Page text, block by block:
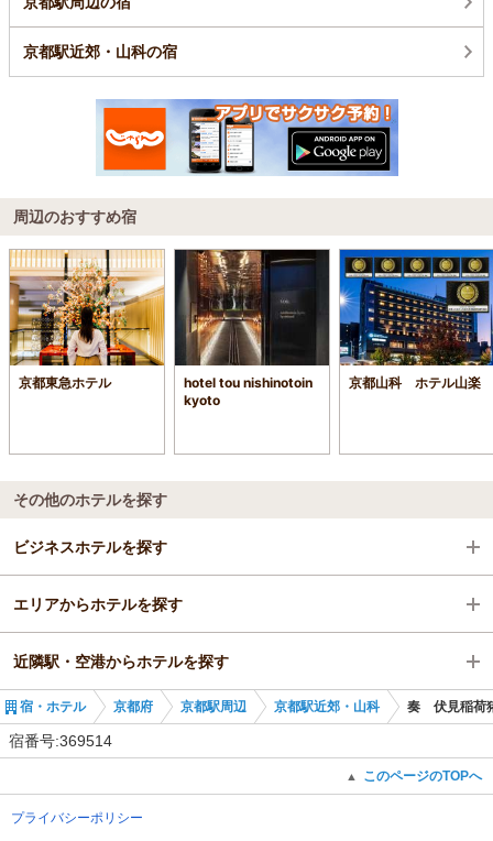
京都駅近郊・山科の宿
周辺のおすすめ宿
京都東急ホテル
hotel tou nishinotoin
kyoto
京都山科 ホテル山楽
その他のホテルを探す
ビジネスホテルを探す
京都府
京都駅周辺
京都駅近郊・山科
エリアからホテルを探す
京都府
京都駅周辺
近隣駅・空港からホテルを探す
稲荷駅
宿・ホテル 京都府 京都駅周辺 京都駅近郊・山科 奏 伏見稲荷
宿番号:369514
▲ このページのTOPへ
プライバシーポリシー